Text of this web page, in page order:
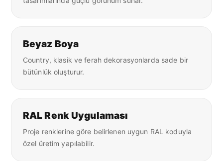
Beyaz Boya
Country, klasik ve ferah dekorasyonlarda sade bir
bütünlük oluşturur.
RAL Renk Uygulaması
Proje renklerine göre belirlenen uygun RAL koduyla
özel üretim yapılabilir.